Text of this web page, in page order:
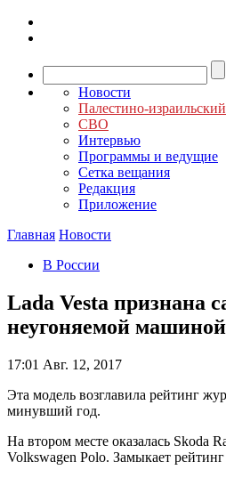
Новости
Палестино-
СВО
Интервью
Программы и ведущие
Сетка вещания
Редакция
Приложение
Главная Новости
В России
Lada Vesta признана
неугоняемой
17:01 Авг. 12, 2017
Эта модель возглавила рейтинг
минувший год.
На втором месте оказалась Skoda
Volkswagen Polo. Замыкает